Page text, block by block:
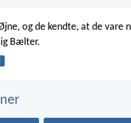
og de kendte, at de vare
Bælter.